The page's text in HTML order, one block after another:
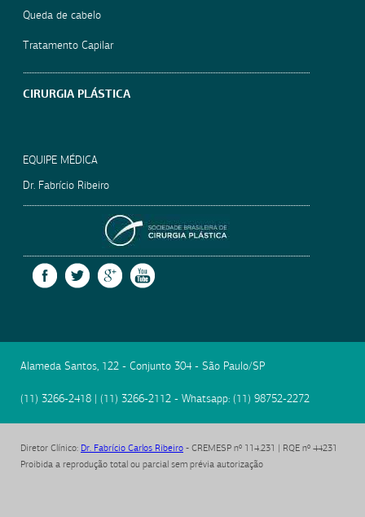
Queda de cabelo
Tratamento Capilar
CIRURGIA PLÁSTICA
EQUIPE MÉDICA
Dr. Fabrício Ribeiro
FACEBOOKTWITTERGOOGLE +
Alameda Santos, 122 - Conjunto 304 - São Paulo/SP
(11) 3266-2418 | (11) 3266-2112 - Whatsapp: (11) 98752-2272
Diretor Clínico: Dr. Fabrício Carlos Ribeiro - CREMESP nº 114.231 | RQE nº 44231
Proibida a reprodução total ou parcial sem prévia autorização